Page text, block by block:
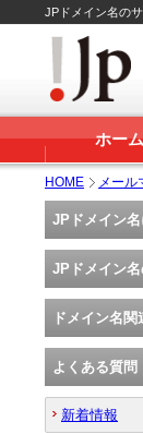
JPドメイン名の
ホーム
HOME メール
JPドメイン
JPドメイン
ドメイン名関
よくある質問
新着情報